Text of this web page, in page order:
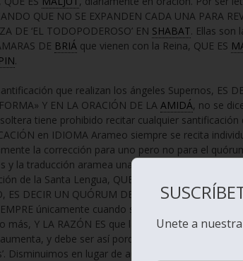
QUE NO SE EXPANDEN CADA UNA PARA
DE ‘EL TODOPODEROSO’ EN SHABAT. Ellas son
DE BRIÁ que vienen con la Reina, QUE ES
.
que realizan los ángeles Supernos, ES
Y EN LA ORACIÓN DE LA AMIDÁ, no se
tiene prohibido recitar cualquier santificación
en IDIOMA Arameo siempre se recita
la corrección para uno pero no para el
y la traducción aramea una vez’, porque dos es
de la Santa Lengua, QUE ES ESCRITURA, está
ES DECIR UN QUÓRUM DE DIEZ. La
únicamente cuando se está solo. Hemos
más, Y LA RAZÓN ES que la traducción Aramea
y debe ser así porque ‘uno debe
Disminuimos en lugar de aumentar la traducción
Unete a